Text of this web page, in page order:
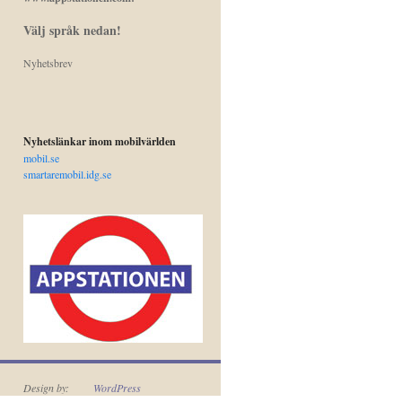
Välj språk nedan!
Nyhetsbrev
Nyhetslänkar inom mobilvärlden
mobil.se
smartaremobil.idg.se
Design by: WordPress